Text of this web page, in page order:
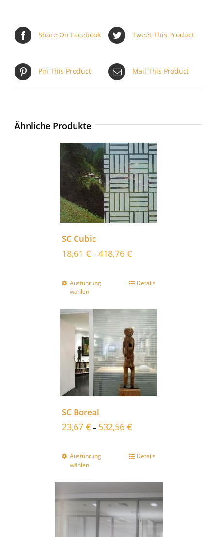
Share On Facebook Tweet This Product
Pin This Product Mail This Product
Ähnliche Produkte
SC Cubic
18,61 € – 418,76 €
Ausführung
wählen
Details
SC Boreal
23,67 € – 532,56 €
Ausführung
wählen
Details